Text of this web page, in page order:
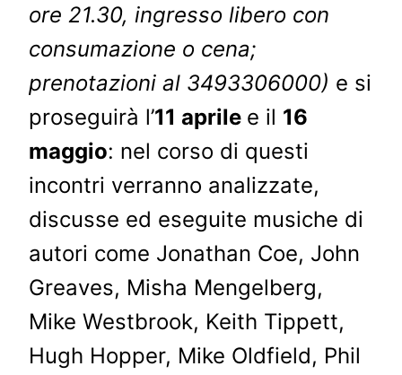
ore 21.30, ingresso libero con
consumazione o cena;
prenotazioni al 3493306000) e si
proseguirà l’11 aprile e il 16
maggio: nel corso di questi
incontri verranno analizzate,
discusse ed eseguite musiche di
autori come Jonathan Coe, John
Greaves, Misha Mengelberg,
Mike Westbrook, Keith Tippett,
Hugh Hopper, Mike Oldfield, Phil